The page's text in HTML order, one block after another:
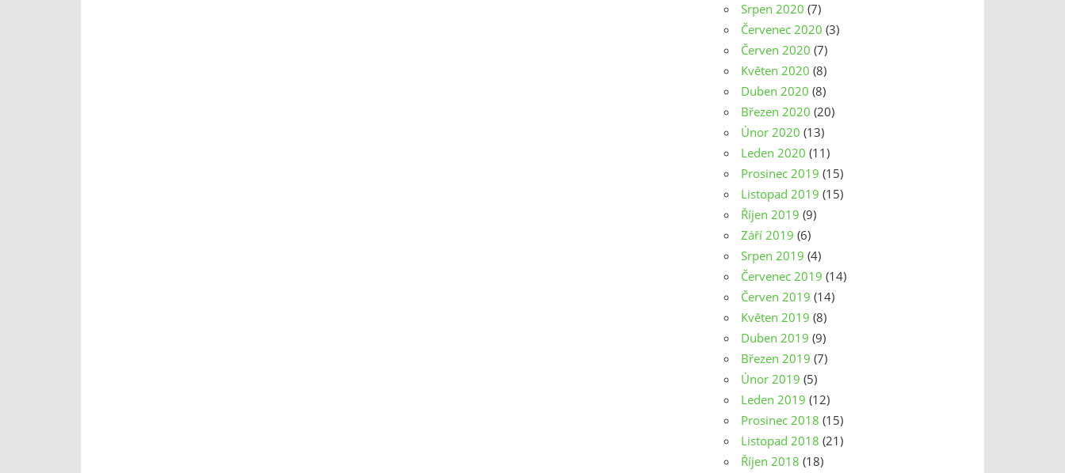
Srpen 2020 (7)
Červenec 2020 (3)
Červen 2020 (7)
Květen 2020 (8)
Duben 2020 (8)
Březen 2020 (20)
Únor 2020 (13)
Leden 2020 (11)
Prosinec 2019 (15)
Listopad 2019 (15)
Říjen 2019 (9)
Září 2019 (6)
Srpen 2019 (4)
Červenec 2019 (14)
Červen 2019 (14)
Květen 2019 (8)
Duben 2019 (9)
Březen 2019 (7)
Únor 2019 (5)
Leden 2019 (12)
Prosinec 2018 (15)
Listopad 2018 (21)
Říjen 2018 (18)